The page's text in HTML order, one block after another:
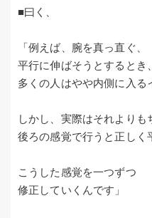
■曰く、
「例えば、腕を真っ直ぐ、
平行に伸ばそうとするとき、
多くの人はやや内側に入る
しかし、実際はそれよりも
後ろの感覚で行うと正しく
こうした感覚を一つずつ
修正していくんです」